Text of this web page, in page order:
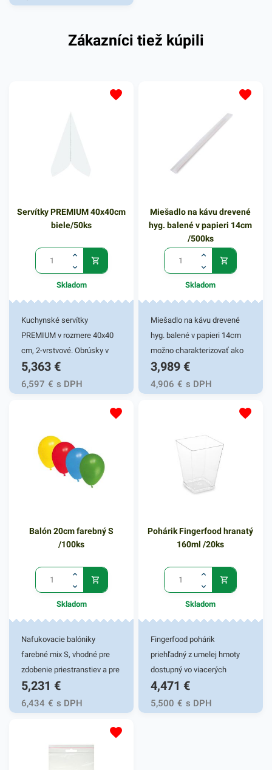
vhodná pre rôzne
domáce použitie. Číslovková
nepreteká. Kvalitná a
sviečky s číslom 7. V našej
podobné produkty.
Zákazníci tiež kúpili
Servítky PREMIUM 40x40cm
biele/50ks
Skladom
Kuchynské servítky
PREMIUM v rozmere 40x40
cm, 2-vrstvové. Obrúsky v
bielej farbe v balení 50ks.
Používajú sa v reštauráciách,
v domácnostiach a pod.
kvalitnú službu užívateľovi a
dodá eleganciu pri
servírovaní jedál. Farba: biela
5,363 €
6,597 € s DPH
Miešadlo na kávu drevené
hyg. balené v papieri 14cm
/500ks
Skladom
Miešadlo na kávu drevené
hyg. balené v papieri 14cm
možno charakterizovať ako
kávový doplnok, ktorý by
nemal chýbať v žiadnom
podniku či kaviarni. Miešadlá
sú vyrobené z recyklovaného
predovšetkým pre rôzne bary
a reštaurácie, kde podávajú
rôzne druhy káv. Miešadlo je
tiež praktickým doplnkom ku
kávových miešadiel s
rozmerom 14cm. V našej
podobné produkty, ktoré vás
zaručene oslovia. V našom
e-shope nájdete ďalšie
ekologické slamky, drevené i
plastové miešadlá na ozdobu
nápojov.
3,989 €
4,906 € s DPH
Balón 20cm farebný S
/100ks
Skladom
Nafukovacie balóniky
farebné mix S, vhodné pre
zdobenie priestranstiev a pre
rôzne oslavy a párty.
5,231 €
6,434 € s DPH
Pohárik Fingerfood hranatý
160ml /20ks
Skladom
Fingerfood pohárik
priehľadný z umelej hmoty
dostupný vo viacerých
tvaroch. Vhodné na
fingerfoody, malé porkrmy,
dezerty servírované v
4,471 €
5,500 € s DPH